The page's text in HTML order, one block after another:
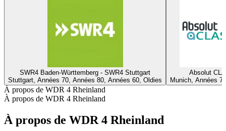
SWR4 Baden-Württemberg - SWR4 Stuttgart
Stuttgart, Années 70, Années 80, Années 60, Oldies
Absolut
Munich, Années
À propos de WDR 4 Rheinland
À propos de WDR 4 Rheinland
À propos de WDR 4 Rheinland